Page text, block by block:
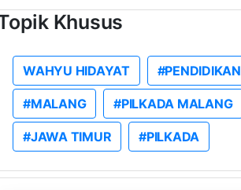
Khusus
WAHYU HIDAYAT #PENDIDIKAN
#MALANG #PILKADA MALANG
#JAWA TIMUR #PILKADA